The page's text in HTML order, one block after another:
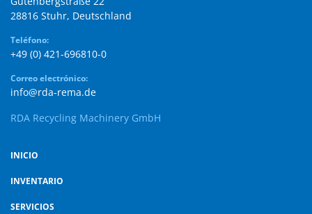
28816 Stuhr, Deutschland
Teléfono:
+49 (0) 421-696810-0
Correo electrónico:
info@rda-rema.de
RDA Recycling Machinery GmbH
INICIO
INVENTARIO
SERVICIOS